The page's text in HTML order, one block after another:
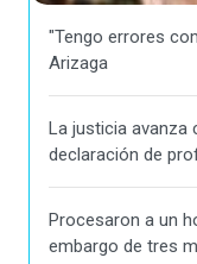
"Tengo errores
Arizaga
La justicia avanza
declaración de
Procesaron a un
embargo de tres